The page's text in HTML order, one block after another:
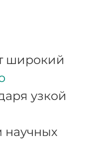
широкий
узкой
научных